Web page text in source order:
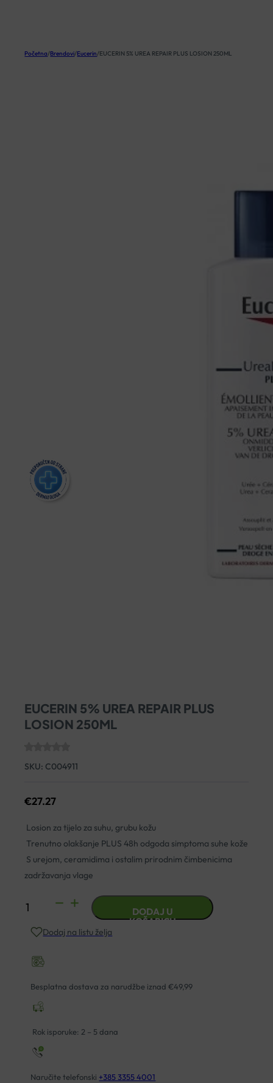
Početna/Brendovi/Eucerin/EUCERIN 5% UREA REPAIR PLUS LOSION 250ML
EUCERIN 5% UREA REPAIR PLUS
LOSION 250ML
SKU: C004911
€27.27
Losion za tijelo za suhu, grubu kožu
Trenutno olakšanje PLUS 48h odgoda simptoma suhe kože
S urejom, ceramidima i ostalim prirodnim čimbenicima
zadržavanja vlage
EUCERIN
UREA
PLUS
LOSION
količina
DODAJ U
KOŠARICU
Dodaj na listu želja
Besplatna dostava za narudžbe iznad €49,99
Rok isporuke: 2 – 5 dana
Naručite telefonski +385 3355 4001